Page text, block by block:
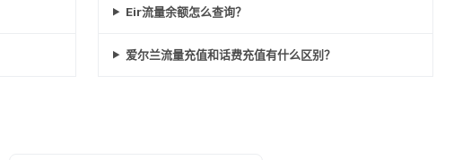
Eir流量余额怎么查询？
爱尔兰流量充值和话费充值有什么区别？